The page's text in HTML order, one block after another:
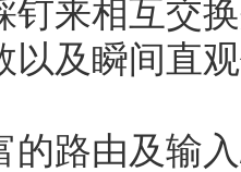
钉来相互交
以及瞬间直
的路由及输